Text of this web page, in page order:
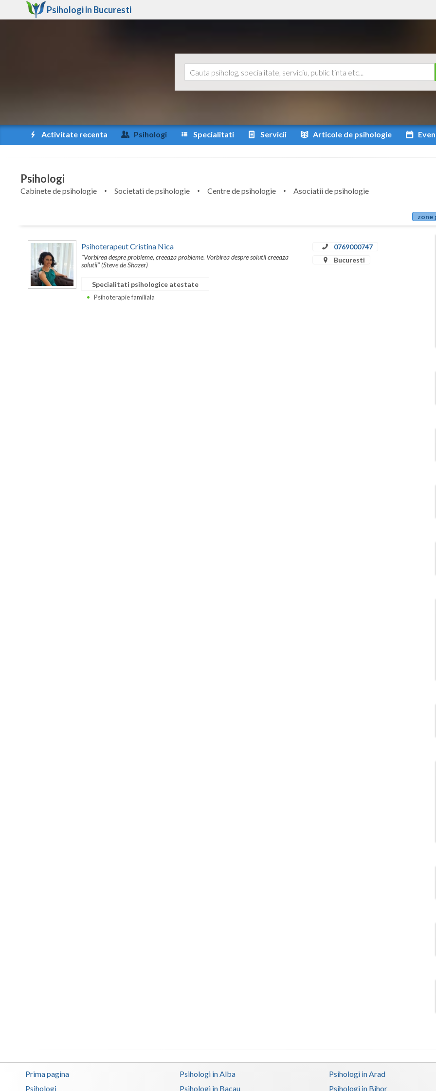
Psihologi in Bucuresti
Activitate recenta Psihologi Specialitati Servicii Articole de psihologie
Psihologi
Cabinete de psihologie Societati de psihologie Centre de psihologie
Asociatii de psihologie
zone
Psihoterapeut Cristina Nica
"Vorbirea despre probleme, creeaza probleme. Vorbirea despre solutii creeaza
solutii" (Steve de Shazer)
0769000747
Bucuresti
Specialitati psihologice atestate
Psihoterapie familiala
Prima pagina
Psihologi
Psihologi in Alba Psihologi in Arad
Psihologi in Bacau
Psihologi in Bihor